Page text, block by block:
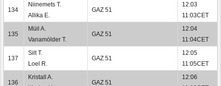
134
Niinemets T.
Allika E.
GAZ 51
12:03
11:03CET
135
Müil A.
Vanamölder T.
GAZ 51
12:04
11:04CET
137
Silt T.
Loel R.
GAZ 51
12:05
11:05CET
136
Kristall A.
GAZ 51
12:06